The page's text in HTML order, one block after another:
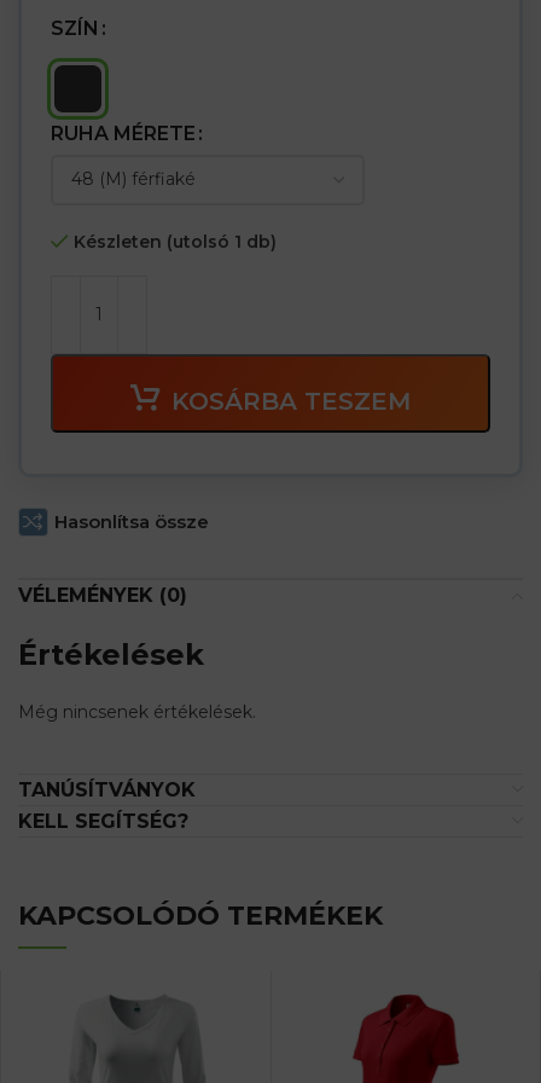
– Fényvisszaverő elemek a felső zsebek fülein és a hátoldalon
szél ellen
SZÍN
RUHA MÉRETE
Készleten (utolsó 1 db)
KOSÁRBA TESZEM
Hasonlítsa össze
VÉLEMÉNYEK (0)
Értékelések
Még nincsenek értékelések.
TANÚSÍTVÁNYOK
KELL SEGÍTSÉG?
KAPCSOLÓDÓ TERMÉKEK